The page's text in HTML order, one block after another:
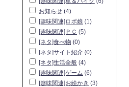
お知らせ (4)
[趣味関連]ロボ娘 (1)
[趣味関連]ＰＣ (5)
[ネタ]食べ物 (0)
[ネタ]サイト紹介 (0)
[ネタ]生活全般 (4)
[趣味関連]ゲーム (6)
[趣味関連]お絵かき (3)